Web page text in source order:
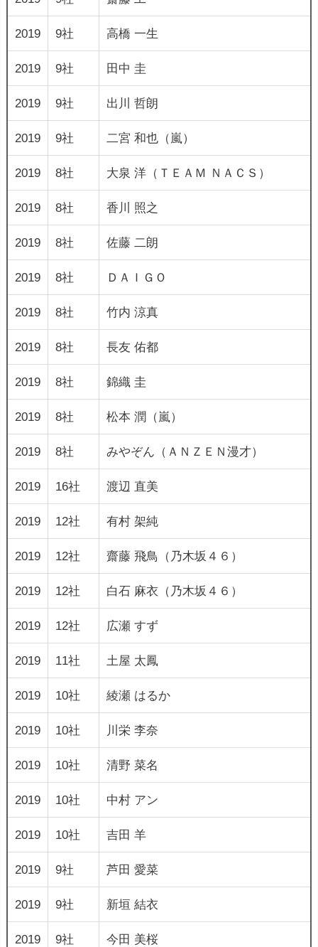
2019 9社 高橋 一生
2019 9社 田中 圭
2019 9社 出川 哲朗
2019 9社 二宮 和也（嵐）
2019 8社 大泉 洋（ＴＥＡＭ ＮＡＣＳ）
2019 8社 香川 照之
2019 8社 佐藤 二朗
2019 8社 ＤＡＩＧＯ
2019 8社 竹内 涼真
2019 8社 長友 佑都
2019 8社 錦織 圭
2019 8社 松本 潤（嵐）
2019 8社 みやぞん（ＡＮＺＥＮ漫才）
2019 16社 渡辺 直美
2019 12社 有村 架純
2019 12社 齋藤 飛鳥（乃木坂４６）
2019 12社 白石 麻衣（乃木坂４６）
2019 12社 広瀬 すず
2019 11社 土屋 太鳳
2019 10社 綾瀬 はるか
2019 10社 川栄 李奈
2019 10社 清野 菜名
2019 10社 中村 アン
2019 10社 吉田 羊
2019 9社 芦田 愛菜
2019 9社 新垣 結衣
2019 9社 今田 美桜